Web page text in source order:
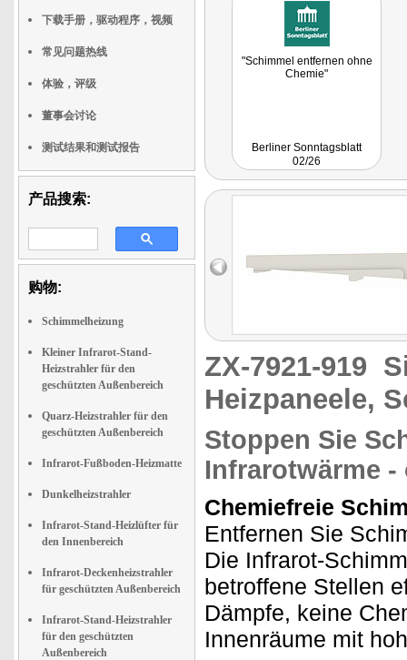
下载手册，驱动程序，视频
常见问题热线
体验，评级
董事会讨论
测试结果和测试报告
产品搜索:
购物:
Schimmelheizung
Kleiner Infrarot-Stand-
Heizstrahler für den
geschützten Außenbereich
Quarz-Heizstrahler für den
geschützten Außenbereich
Infrarot-Fußboden-Heizmatte
Dunkelheizstrahler
Infrarot-Stand-Heizlüfter für
den Innenbereich
Infrarot-Deckenheizstrahler
für geschützten Außenbereich
Infrarot-Stand-Heizstrahler
für den geschützten
Außenbereich
"Schimmel entfernen ohne
Chemie"
Berliner Sonntagsblatt
02/26
ZX-7921-919
Heizpaneele,
Stoppen Sie
Infrarotwärme
Chemiefreie
Entfernen Sie
Die Infrarot-
betroffene Stellen
Dämpfe, keine
Innenräume mit